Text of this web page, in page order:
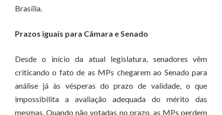
Brasília.
Prazos iguais para Câmara e Senado
Desde o início da atual legislatura, senadores vêm
criticando o fato de as MPs chegarem ao Senado para
análise já às vésperas do prazo de validade, o que
impossibilita a avaliação adequada do mérito das
mesmas. Quando não votadas no prazo, as MPs perdem